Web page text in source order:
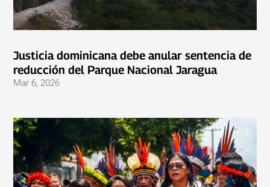
Justicia dominicana debe anular sentencia de
reducción del Parque Nacional Jaragua
Mar 6, 2026